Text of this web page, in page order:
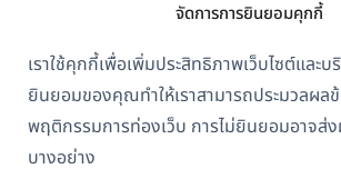
จัดการการยินยอมคุกกี้
เราใช้คุกกี้เพื่อเพิ่มประสิทธิภาพเว็บไซต์และบ
ยินยอมของคุณทำให้เราสามารถประมวลผล
พฤติกรรมการท่องเว็บ การไม่ยินยอมอาจ
บางอย่าง
GDPR และนโยบายความเป็นส่
เข้าร่วมทีมของเรา(เปิ